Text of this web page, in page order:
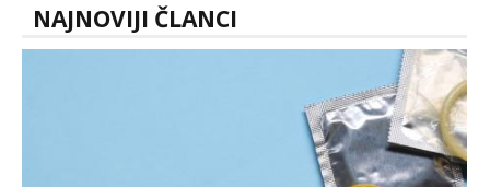
muskar...
NAJNOVIJI ČLANCI